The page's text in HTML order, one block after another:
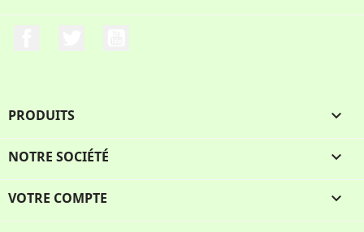
PRODUITS 
NOTRE SOCIÉTÉ 
VOTRE COMPTE 